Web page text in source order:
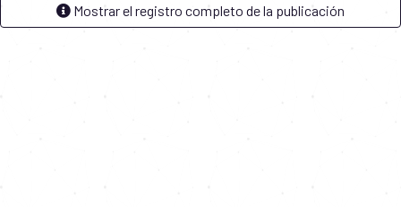
Mostrar el registro completo de la publicación